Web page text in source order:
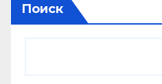
Поиск